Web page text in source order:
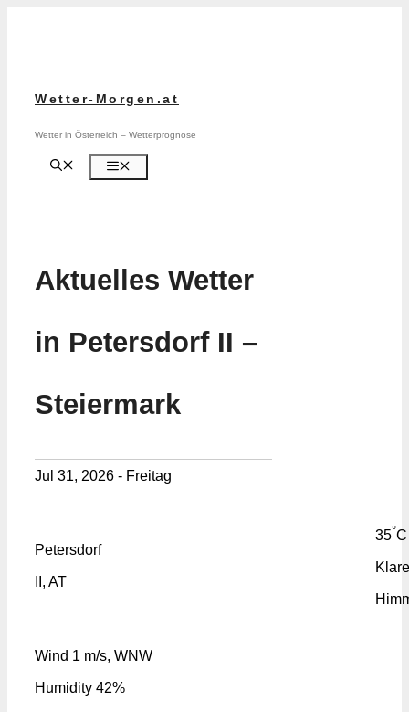
Wetter-Morgen.at
Wetter in Österreich – Wetterprognose
Aktuelles Wetter
in Petersdorf II –
Steiermark
Jul 31, 2026 - Freitag
Petersdorf
II, AT
35°C
Wind 1 m/s, WNW
Humidity 42%